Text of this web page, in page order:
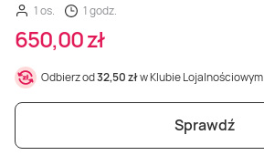
1 os.
1 godz.
650,00 zł
Odbierz od32,50 złw Klubie Lojalnościowym
Sprawdź